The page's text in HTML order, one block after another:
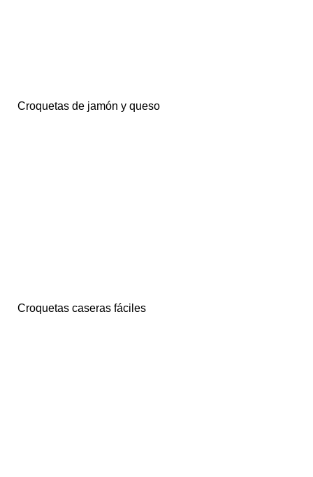
Croquetas de jamón y queso
Croquetas caseras fáciles